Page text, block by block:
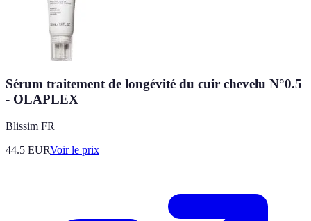
Sérum traitement de longévité du cuir chevelu N°0.5
- OLAPLEX
Blissim FR
44.5 EURVoir le prix